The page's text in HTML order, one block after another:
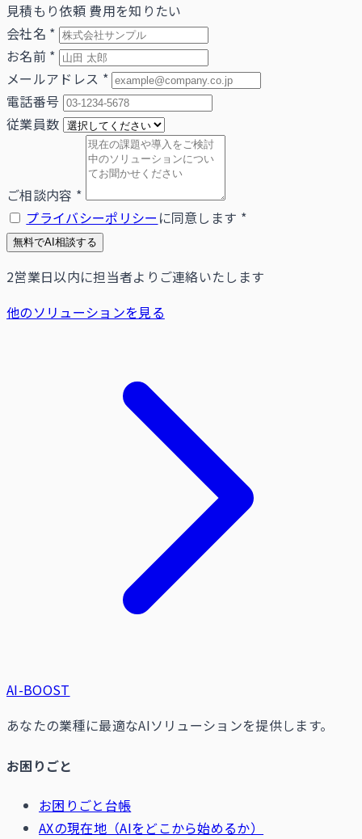
見積もり依頼 費用を知りたい
会社名 *
お名前 *
メールアドレス *
電話番号
従業員数
ご相談内容 *
プライバシーポリシー に同意します *
無料でAI相談する
2営業日以内に担当者よりご連絡いたします
他のソリューションを見る
AI-BOOST
あなたの業種に最適なAIソリューションを提供します。
お困りごと
お困りごと台帳
AXの現在地（AIをどこから始めるか）